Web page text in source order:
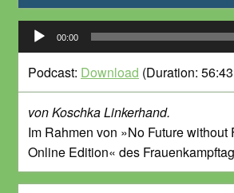
Audio-
Player
00:00
Podcast: Download (Duration:
von Koschka Linkerhand.
Im Rahmen von »No Future without
Online Edition« des